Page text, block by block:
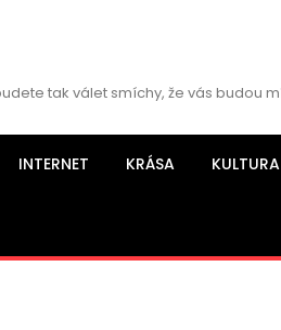
tak válet smíchy, že vás budou
INTERNET KRÁSA KULTURA